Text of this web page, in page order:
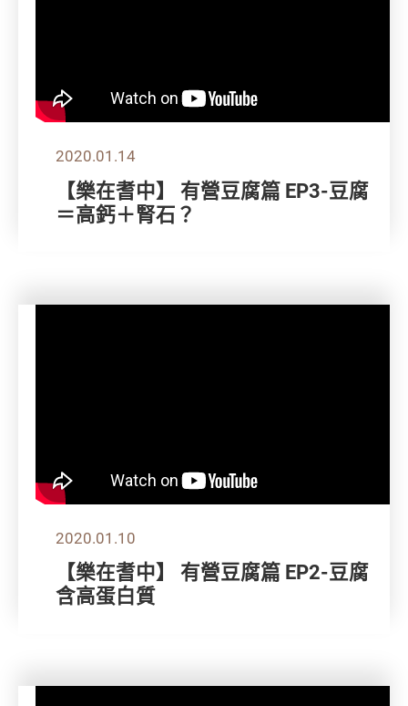
2020.01.14
【樂在耆中】 有營豆腐篇 EP3-豆腐
＝高鈣＋腎石？
2020.01.10
【樂在耆中】 有營豆腐篇 EP2-豆腐
含高蛋白質